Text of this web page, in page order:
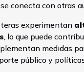
conecta con otras
experimentan
, lo que puede
medidas
público y